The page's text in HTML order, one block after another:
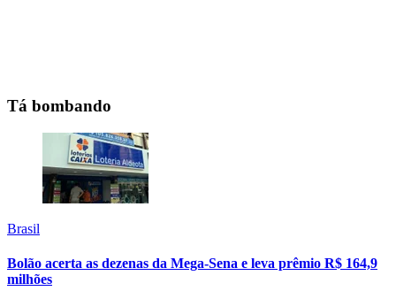
Tá bombando
Brasil
Bolão acerta as dezenas da Mega-Sena e leva prêmio R$ 164,9
milhões